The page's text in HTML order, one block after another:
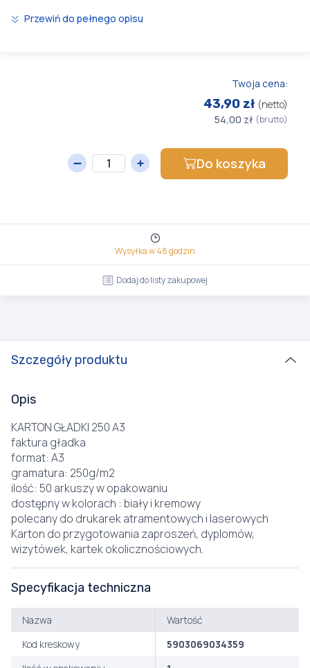
Przewiń do pełnego opisu
Twoja cena:
43,90 zł (netto)
54,00 zł (brutto)
Do koszyka
Wysyłka w 48 godzin
Dodaj do listy zakupowej
Szczegóły produktu
Opis
KARTON GŁADKI 250 A3
faktura gładka
format: A3
gramatura: 250g/m2
ilość: 50 arkuszy w opakowaniu
dostępny w kolorach : biały i kremowy
polecany do drukarek atramentowych i laserowych
Karton do przygotowania zaproszeń, dyplomów,
wizytówek, kartek okolicznościowych.
Specyfikacja techniczna
Nazwa
Wartość
Kod kreskowy
5903069034359